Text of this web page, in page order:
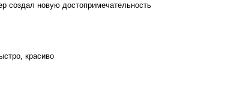
создал новую достопримечательность
красиво